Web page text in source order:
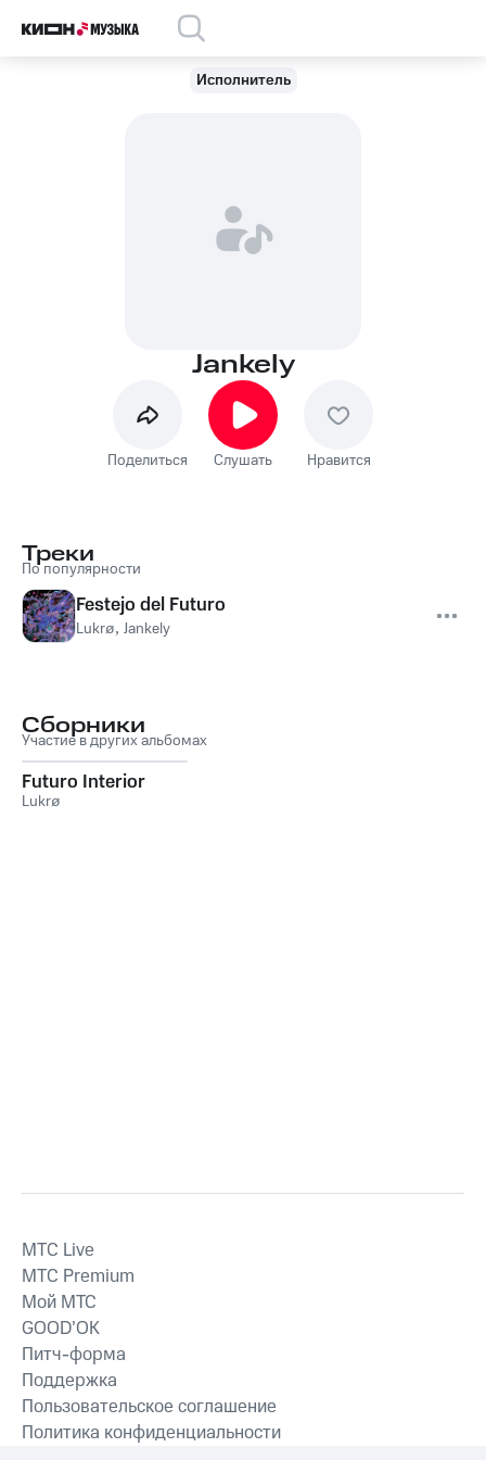
Исполнитель
Jankely
Поделиться Слушать Нравится
Треки
По популярности
Festejo del Futuro
Lukrø, Jankely
Сборники
Участие в других альбомах
Futuro Interior
Lukrø
MTС Live
MTС Premium
Мой МТС
GOOD’OK
Питч-форма
Поддержка
Пользовательское соглашение
Политика конфиденциальности